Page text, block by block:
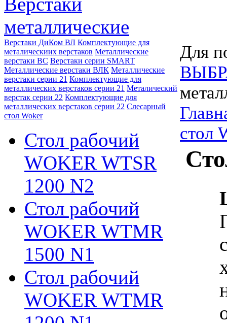
металлические
Верстаки ДиКом ВЛ Комплектующие для
металическиих верстаков Металлические
верстаки ВС Верстаки серии SMART
Металлические верстаки ВЛК Металлические
верстаки серии 21 Комплектующие для
металлических верстаков серии 21 Металический
верстак серии 22 Комплектующие для
металлических верстаков серии 22 Слесарный
стол Woker
Стол рабочий
WOKER WTSR
1200 N2
Стол рабочий
WOKER WTMR
1500 N1
Стол рабочий
WOKER WTMR
Для
стол